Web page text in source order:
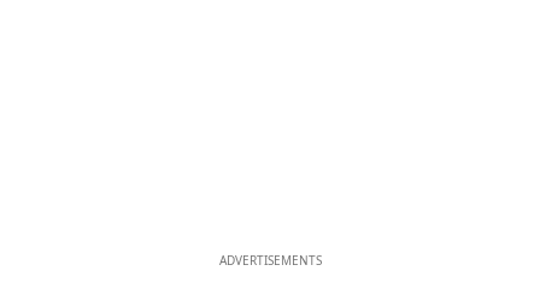
ADVERTISEMENTS